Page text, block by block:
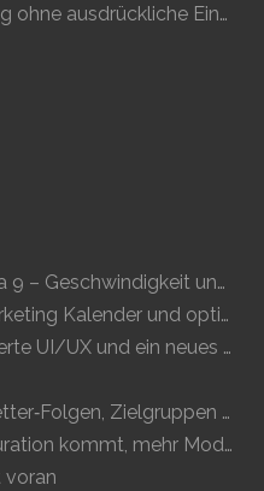
Rechtssichere Email-Werbung ohne ausdrückliche Einwilligung
PHP8.5 und MailBeez V5 Beta 9 – Geschwindigkeit und Kompatibilität
MailBeez V5 Beta 7 & 8 – Marketing Kalender und optimierte UI
MailBeez V5 Beta 6 – Optimierte UI/UX und ein neues Newsletter-Konzept
MailBeez V5 Beta 4 – Newsletter‑Folgen, Zielgruppen und moderne Vorschau
MailBeez V5 Beta 3 – Konfiguration kommt, mehr Module, flüssigeres UX
voran